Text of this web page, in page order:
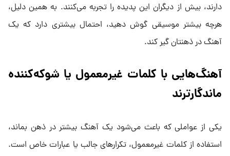
دارند، بیش از دیگران این پدیده را تجربه می‌کنند. به همین دلیل،
هرچه بیشتر موسیقی گوش دهید، احتمال بیشتری دارد که یک
آهنگ در ذهنتان گیر کند.
آهنگ‌هایی با کلمات غیرمعمول یا شوکه‌کننده
ماندگارترند
یکی از عواملی که باعث می‌شود یک آهنگ بیشتر در ذهن بماند،
استفاده از کلمات غیرمعمول، تکرارهای جالب یا عبارات خاص است.